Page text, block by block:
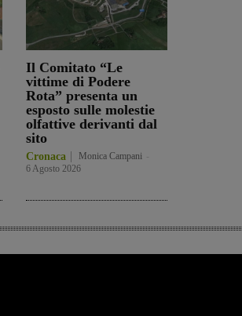
Il Comitato “Le
vittime di Podere
Rota” presenta un
esposto sulle molestie
olfattive derivanti dal
sito
Cronaca Monica Campani
6 Agosto 2026